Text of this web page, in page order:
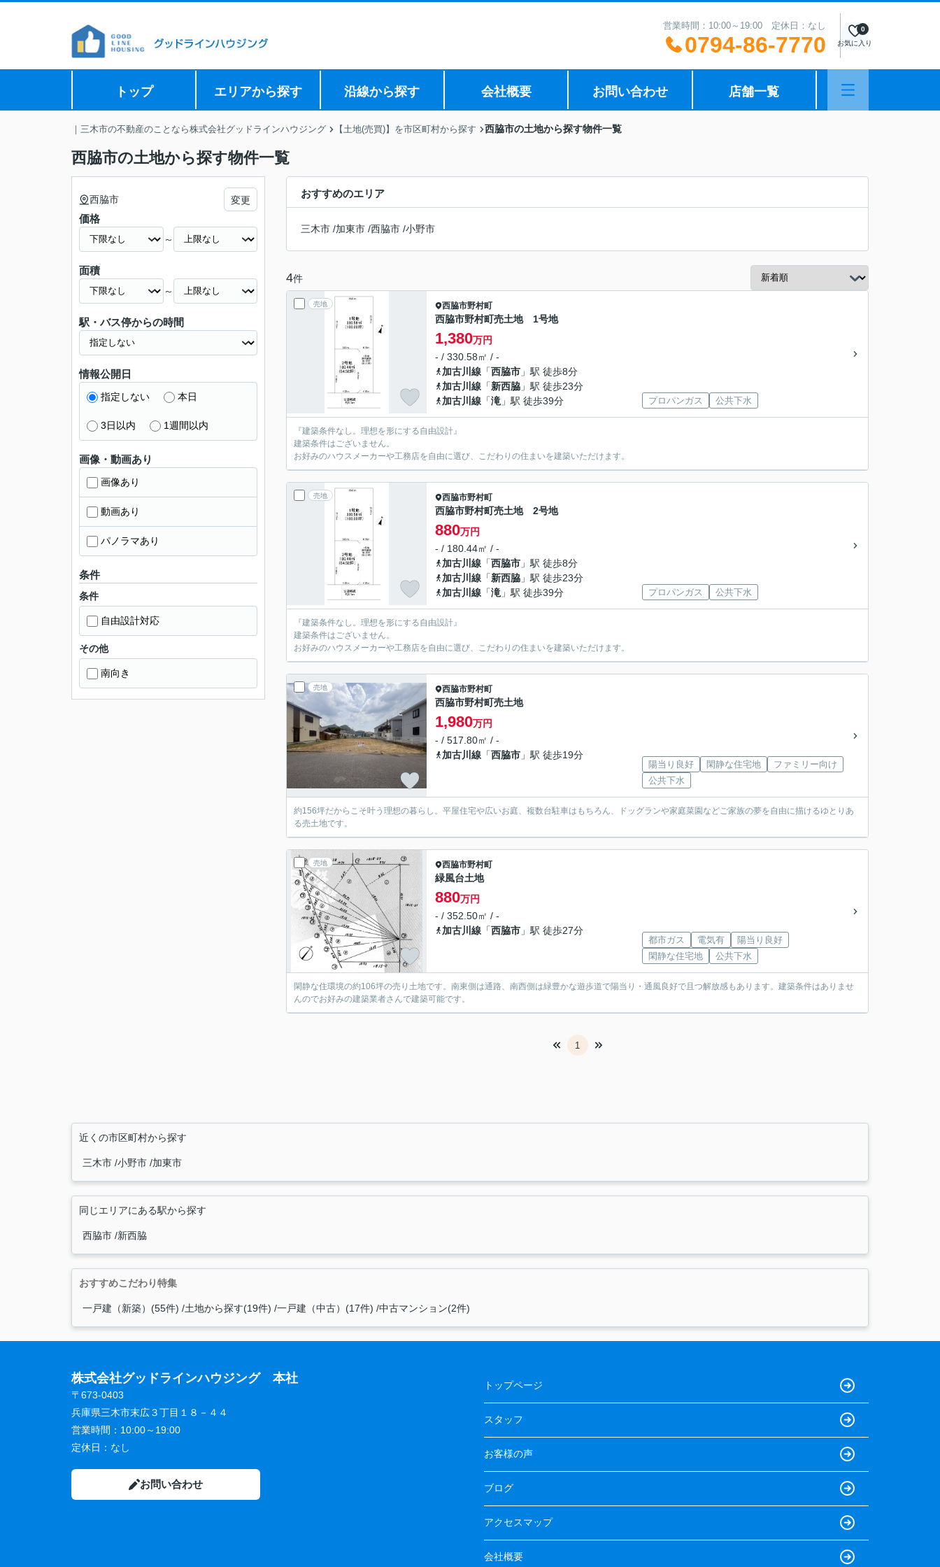
営業時間：10:00～19:00 定休日：なし
0794-86-7770 お気に入り
0
トップ エリアから探す 沿線から探す 会社概要 お問い合わせ 店舗一覧
｜三木市の不動産のことなら株式会社グッドラインハウジング 【土地(売買)】を市区町村から探す 西脇市の土地から探す物件一覧
西脇市の土地から探す物件一覧
おすすめのエリア
三木市 /加東市 /西脇市 /小野市
4件
売地 西脇市野村町
西脇市野村町売土地 1号地
1,380万円
- / 330.58㎡ / -
加古川線 「西脇市 」駅 徒歩8分
加古川線 「新西脇 」駅 徒歩23分
加古川線 「滝 」駅 徒歩39分 プロパンガス 公共下水
『建築条件なし。理想を形にする自由設計』
建築条件はございません。
お好みのハウスメーカーや工務店を自由に選び、こだわりの住まいを建築いただけます。
売地 西脇市野村町
西脇市野村町売土地 2号地
880万円
- / 180.44㎡ / -
加古川線 「西脇市 」駅 徒歩8分
加古川線 「新西脇 」駅 徒歩23分
加古川線 「滝 」駅 徒歩39分 プロパンガス 公共下水
『建築条件なし。理想を形にする自由設計』
建築条件はございません。
お好みのハウスメーカーや工務店を自由に選び、こだわりの住まいを建築いただけます。
売地 西脇市野村町
西脇市野村町売土地
1,980万円
- / 517.80㎡ / -
加古川線 「西脇市 」駅 徒歩19分
陽当り良好 閑静な住宅地
ファミリー向け
公共下水
約156坪だからこそ叶う理想の暮らし。平屋住宅や広いお庭、複数台駐車はもちろん、ドッグランや家庭菜園などご家族の夢を自由に描けるゆとりあ
る売土地です。
売地 西脇市野村町
緑風台土地
880万円
- / 352.50㎡ / -
加古川線 「西脇市 」駅 徒歩27分
都市ガス 電気有
陽当り良好
閑静な住宅地
公共下水
閑静な住環境の約106坪の売り土地です。南東側は通路、南西側は緑豊かな遊歩道で陽当り・通風良好で且つ解放感もあります。建築条件はありませ
んのでお好みの建築業者さんで建築可能です。
1
西脇市 変更
価格
～
面積
～
駅・バス停からの時間
情報公開日
指定しない 本日
3日以内 1週間以内
画像・動画あり
画像あり
動画あり
パノラマあり
条件
条件
自由設計対応
その他
南向き
近くの市区町村から探す
三木市 小野市 加東市
同じエリアにある駅から探す
西脇市 新西脇
おすすめこだわり特集
一戸建（新築）(55件) 土地から探す(19件) 一戸建（中古）(17件) 中古マンション(2件)
株式会社グッドラインハウジング 本社
〒673-0403
兵庫県三木市末広３丁目１８－４４
営業時間： 10:00～19:00
定休日： なし
お問い合わせ
トップページ
スタッフ
お客様の声
ブログ
アクセスマップ
会社概要